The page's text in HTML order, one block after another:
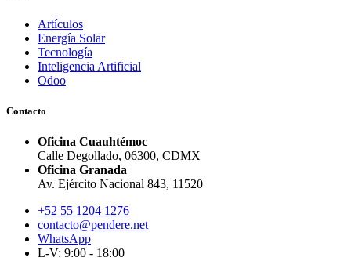
Artículos
Energía Solar
Tecnología
Inteligencia Artificial
Odoo
Contacto
Oficina Cuauhtémoc
Calle Degollado, 06300, CDMX
Oficina Granada
Av. Ejército Nacional 843, 11520
+52 55 1204 1276
contacto@pendere.net
WhatsApp
L-V: 9:00 - 18:00